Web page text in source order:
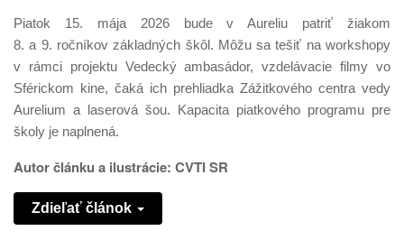
Piatok 15. mája 2026 bude v Aureliu patriť žiakom
8. a 9. ročníkov základných škôl. Môžu sa tešiť na workshopy
v rámci projektu Vedecký ambasádor, vzdelávacie filmy vo
Sférickom kine, čaká ich prehliadka Zážitkového centra vedy
Aurelium a laserová šou. Kapacita piatkového programu pre
školy je naplnená.
Autor článku a ilustrácie: CVTI SR
Zdieľať článok